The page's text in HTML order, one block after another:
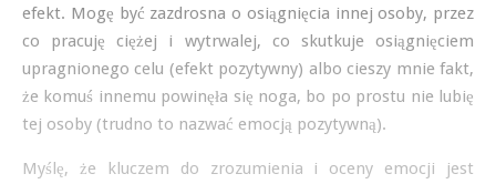
efekt. Mogę być zazdrosna o osiągnięcia innej osoby, przez
co pracuję ciężej i wytrwalej, co skutkuje osiągnięciem
upragnionego celu (efekt pozytywny) albo cieszy mnie fakt,
że komuś innemu powinęła się noga, bo po prostu nie lubię
tej osoby (trudno to nazwać emocją pozytywną).
Myślę, że kluczem do zrozumienia i oceny emocji jest